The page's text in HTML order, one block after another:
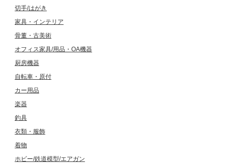
切手/はがき
家具・インテリア
骨董・古美術
オフィス家具/用品・OA機器
厨房機器
自転車・原付
カー用品
楽器
釣具
衣類・服飾
着物
ホビー/鉄道模型/エアガン